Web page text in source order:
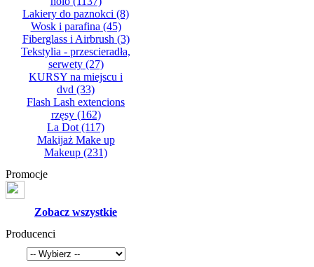
Lakiery do paznokci (8)
Wosk i parafina (45)
Fiberglass i Airbrush (3)
Tekstylia - przescieradła,
serwety(27)
KURSY na miejscu i
dvd (33)
Flash Lash extencions
rzęsy(162)
La Dot (117)
Makijaż Make up
Makeup (231)
Promocje
Zobacz wszystkie
Producenci